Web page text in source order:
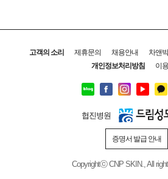
고객의 소리 제휴문의 채용안내 차앤
개인정보처리방침
이
협진병원
증명서 발급 안내
Copyrightⓒ CNP SKIN., All